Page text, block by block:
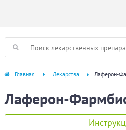
Главная Лекарства Лаферон-
Лаферон-